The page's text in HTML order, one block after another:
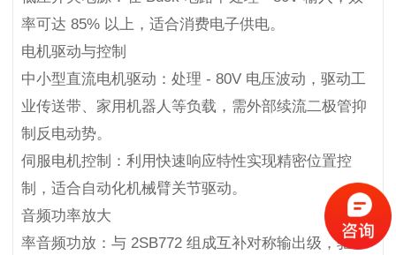
率可达 85% 以上，适合消费电子供电。
电机驱动与控制
中小型直流电机驱动：处理 - 80V 电压波动，驱动工
业传送带、家用机器人等负载，需外部续流二极管抑
制反电动势。
伺服电机控制：利用快速响应特性实现精密位置控
制，适合自动化机械臂关节驱动。
音频功率放大
率音频功放：与 2SB772 组成互补对称输出级，驱